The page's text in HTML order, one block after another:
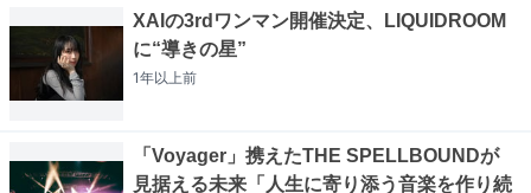
XAIの3rdワンマン開催決定、LIQUIDROOM
に“導きの星”
1年以上前
「Voyager」携えたTHE SPELLBOUNDが
見据える未来「人生に寄り添う音楽を作り続